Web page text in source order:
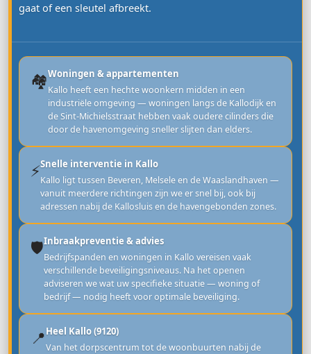
gaat of een sleutel afbreekt.
🏘️Woningen & appartementen
Kallo heeft een hechte woonkern midden in een
industriële omgeving — woningen langs de Kallodijk en
de Sint-Michielsstraat hebben vaak oudere cilinders die
door de havenomgeving sneller slijten dan elders.
⚡Snelle interventie in Kallo
Kallo ligt tussen Beveren, Melsele en de Waaslandhaven —
vanuit meerdere richtingen zijn we er snel bij, ook bij
adressen nabij de Kallosluis en de havengebonden zones.
🛡️Inbraakpreventie & advies
Bedrijfspanden en woningen in Kallo vereisen vaak
verschillende beveiligingsniveaus. Na het openen
adviseren we wat uw specifieke situatie — woning of
bedrijf — nodig heeft voor optimale beveiliging.
📍Heel Kallo (9120)
Van het dorpscentrum tot de woonbuurten nabij de